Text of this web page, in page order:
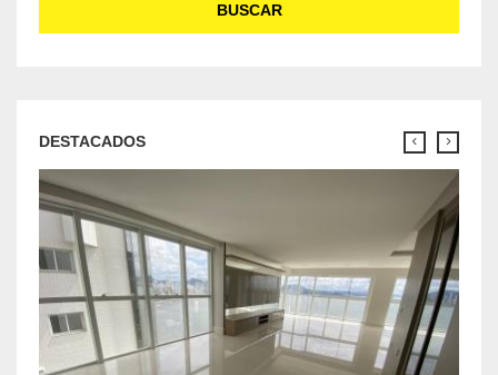
BUSCAR
DESTACADOS